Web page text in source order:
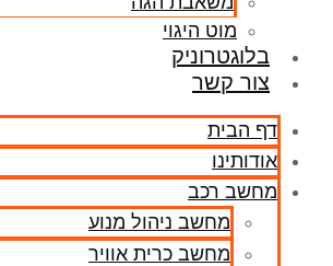
מוט היגוי
בלוגטרוניק
צור קשר
דף הבית
אודותינו
מחשב רכב
מחשב ניהול מנוע
מחשב כרית אוויר